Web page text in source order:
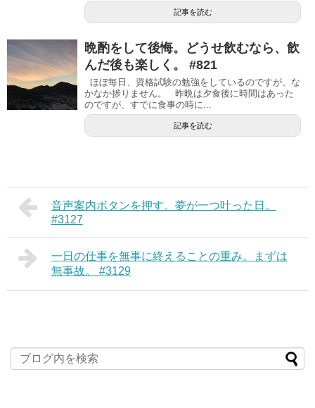
記事を読む
晩酌をして後悔。どうせ飲むなら、飲
んだ後も楽しく。 #821
ほぼ毎日、資格試験の勉強をしているのですが、な
かなか捗りません。 昨晩は夕食後に時間はあった
のですが、すでに食事の時に...
記事を読む
音声案内ボタンを押す。夢が一つ叶った日。
#3127
一日の仕事を無事に終えることの重み。まずは
無事故。 #3129